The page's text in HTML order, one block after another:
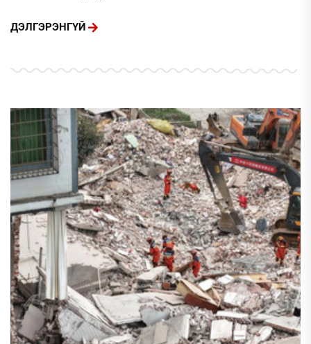
ДЭЛГЭРЭНГҮЙ